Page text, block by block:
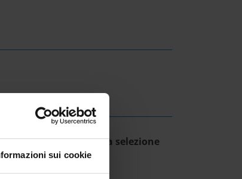
sui cookie
RANKING LISTS
approvazione atti della selezione
232Kb